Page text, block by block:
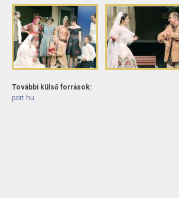
További külső források:
port.hu